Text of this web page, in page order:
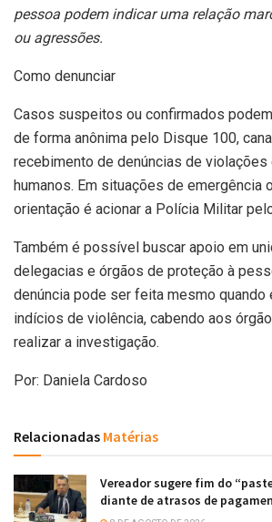
pessoa podem indicar uma relação
ou agressões.
Como denunciar
Casos suspeitos ou confirmados
de forma anônima pelo Disque 100,
recebimento de denúncias de
humanos. Em situações de emergência
orientação é acionar a Polícia Militar
Também é possível buscar apoio em
delegacias e órgãos de proteção à
denúncia pode ser feita mesmo quando
indícios de violência, cabendo aos
realizar a investigação.
Por: Daniela Cardoso
Relacionadas Matérias
Vereador sugere fim do
diante de atrasos de